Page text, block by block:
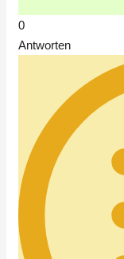
0
Antworten